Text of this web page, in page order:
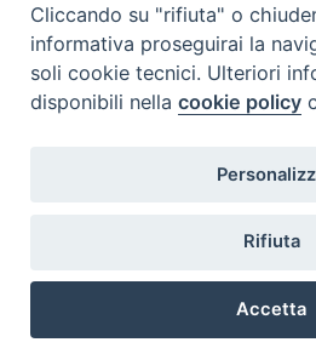
ISTITUTO SUPERIORE
PADOVA
e-mail:
Cliccando su "rifiuta" o
informativa proseguirai la
soli cookie tecnici. Ulteriori
disponibili nellacookie policy
Rifiuta
Accetta